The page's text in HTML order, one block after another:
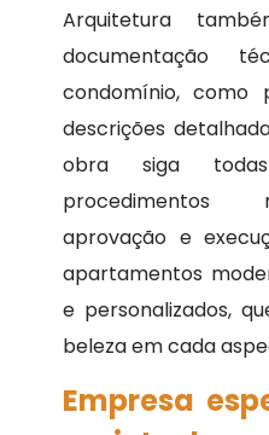
Arquitetura
documentação
condomínio, como
descrições
obra siga
procedimentos
aprovação e
apartamentos
e personalizados,
beleza em cada
Empresa